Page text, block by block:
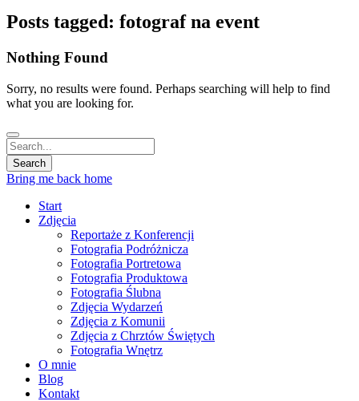
Posts tagged: fotograf na event
Nothing Found
Sorry, no results were found. Perhaps searching will help to find
what you are looking for.
Bring me back home
Start
Zdjęcia
Reportaże z Konferencji
Fotografia Podróżnicza
Fotografia Portretowa
Fotografia Produktowa
Fotografia Ślubna
Zdjęcia Wydarzeń
Zdjęcia z Komunii
Zdjęcia z Chrztów Świętych
Fotografia Wnętrz
O mnie
Blog
Kontakt